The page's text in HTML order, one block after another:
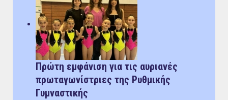
Πρώτη εμφάνιση για τις αυριανές
πρωταγωνίστριες της Ρυθμικής
Γυμναστικής